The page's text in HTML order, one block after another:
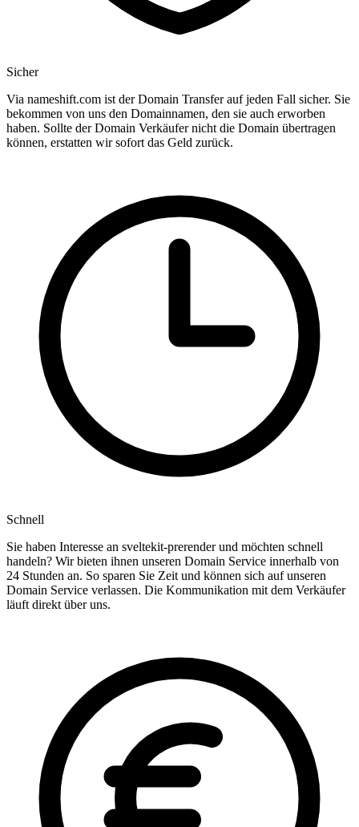
Sicher
Via nameshift.com ist der Domain Transfer auf jeden Fall sicher. Sie
bekommen von uns den Domainnamen, den sie auch erworben
haben. Sollte der Domain Verkäufer nicht die Domain übertragen
können, erstatten wir sofort das Geld zurück.
Schnell
Sie haben Interesse an sveltekit-prerender und möchten schnell
handeln? Wir bieten ihnen unseren Domain Service innerhalb von
24 Stunden an. So sparen Sie Zeit und können sich auf unseren
Domain Service verlassen. Die Kommunikation mit dem Verkäufer
läuft direkt über uns.